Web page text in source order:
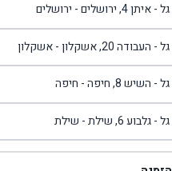
4, ירושלים - ירושלים
העבודה 20, אשקלון - אשקלון
- השיש 8, חיפה - חיפה
- גלבוע 6, שילת - שילת
- פוריידיס, כניסה צפונית מול כביש 4 - פרדיס